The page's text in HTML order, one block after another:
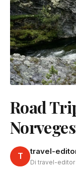
Road
T travel-
Di travel-editor